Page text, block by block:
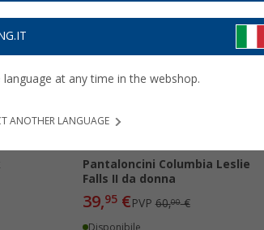
-33%
Pantaloncini Columbia Leslie
Falls II da donna
39,95€PVP60,00€
Disponibile
language at any time in the webshop.
ANOTHER LANGUAGE